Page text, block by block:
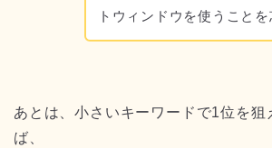
トウィンドウを使うことを
あとは、小さいキーワードで1位を狙
ば、